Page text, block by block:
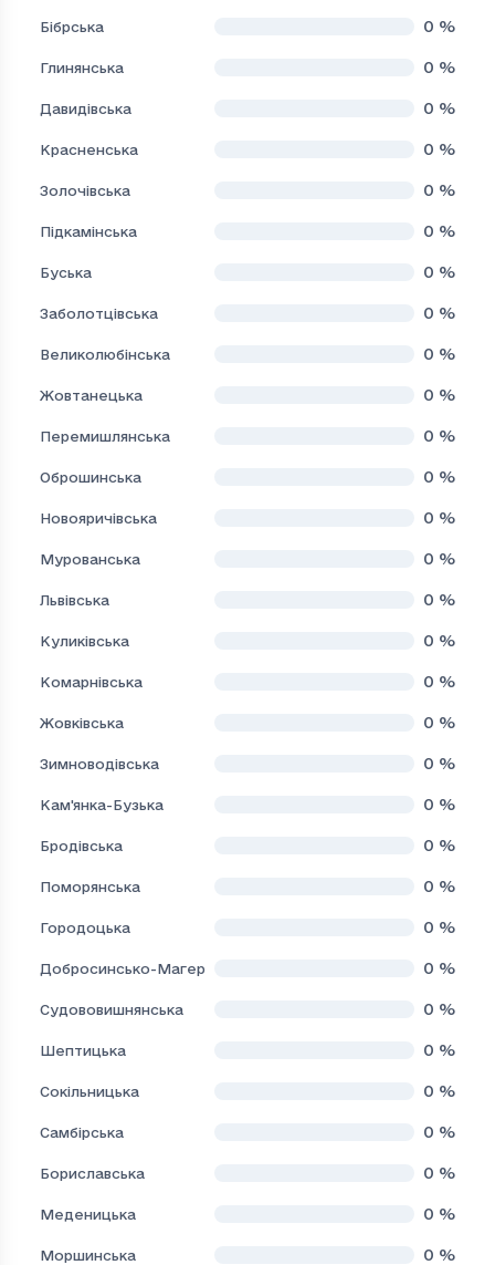
Бібрська 0 %
Глинянська 0 %
Давидівська 0 %
Красненська 0 %
Золочівська 0 %
Підкамінська 0 %
Буська 0 %
Заболотцівська 0 %
Великолюбінська 0 %
Жовтанецька 0 %
Перемишлянська 0 %
Оброшинська 0 %
Новояричівська 0 %
Мурованська 0 %
Львівська 0 %
Куликівська 0 %
Комарнівська 0 %
Жовківська 0 %
Зимноводівська 0 %
Кам'янка-Бузька 0 %
Бродівська 0 %
Поморянська 0 %
Городоцька 0 %
Добросинсько-Магерівська 0 %
Судововишнянська 0 %
Шептицька 0 %
Сокільницька 0 %
Самбірська 0 %
Бориславська 0 %
Меденицька 0 %
Моршинська 0 %